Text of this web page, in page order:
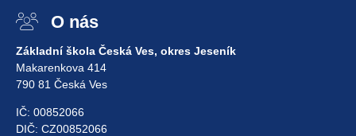
O nás
Základní škola Česká Ves, okres Jeseník
Makarenkova 414
790 81 Česká Ves
IČ: 00852066
DIČ: CZ00852066